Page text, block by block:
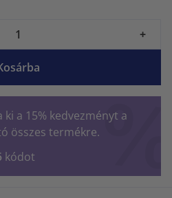
+
ki a 15% kedvezményt a
összes termékre.
kódot